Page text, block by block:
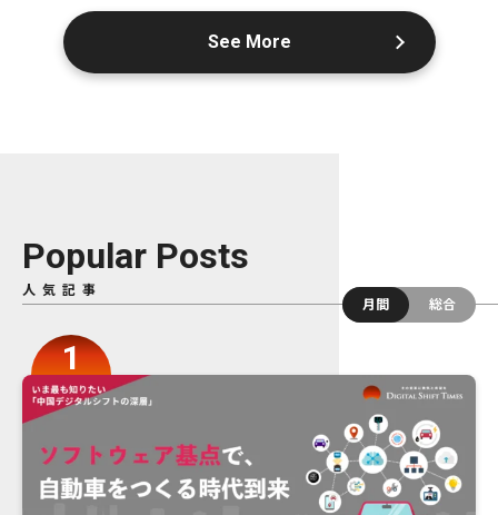
See More
Popular Posts
人気記事
月間
総合